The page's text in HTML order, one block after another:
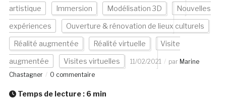
artistique Immersion Modélisation 3D Nouvelles
expériences Ouverture & rénovation de lieux culturels
Réalité augmentée Réalité virtuelle Visite
augmentée Visites virtuelles 11/02/2021 par Marine
Chastagner
0 commentaire
Temps de lecture : 6 min